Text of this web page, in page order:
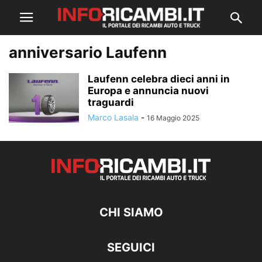
anniversario Laufenn
Laufenn celebra dieci anni in
Europa e annuncia nuovi
traguardi
Marco Lasala - 16 Maggio 2025
CHI SIAMO
SEGUICI